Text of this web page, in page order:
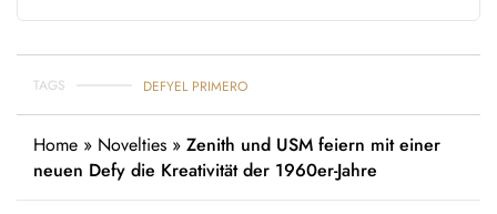
TAGS DEFYEL PRIMERO
Home » Novelties » Zenith und USM feiern mit einer
neuen Defy die Kreativität der 1960er-Jahre